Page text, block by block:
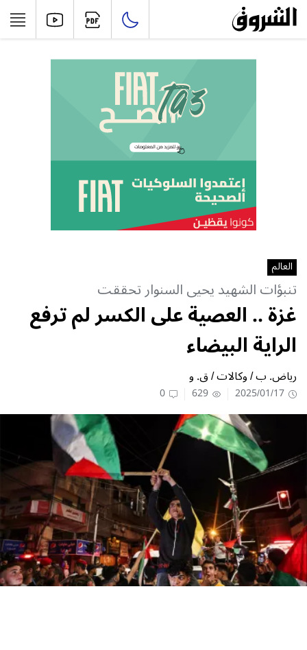
العالم
تنبؤات الشهيد يحيى السنوار تحققت
غزة .. العصية على الكسر لم ترفع
الراية البيضاء
رياض. ب / وكالات / ق. و
2025/01/17
629
0